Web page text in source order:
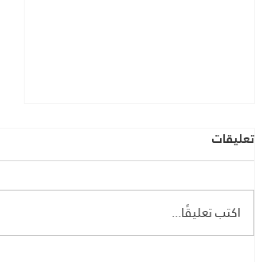
تعليقات
اكتب تعليقًا...